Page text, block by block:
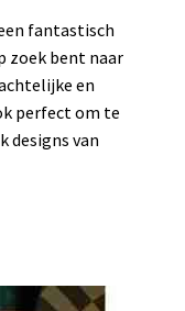
fantastisch
zoek bent naar
en
perfect om te
designs van